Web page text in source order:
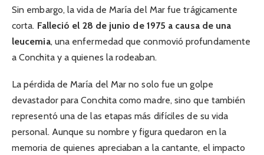
Sin embargo, la vida de María del Mar fue trágicamente
corta. Falleció el 28 de junio de 1975 a causa de una
leucemia, una enfermedad que conmovió profundamente
a Conchita y a quienes la rodeaban.
La pérdida de María del Mar no solo fue un golpe
devastador para Conchita como madre, sino que también
representó una de las etapas más difíciles de su vida
personal. Aunque su nombre y figura quedaron en la
memoria de quienes apreciaban a la cantante, el impacto